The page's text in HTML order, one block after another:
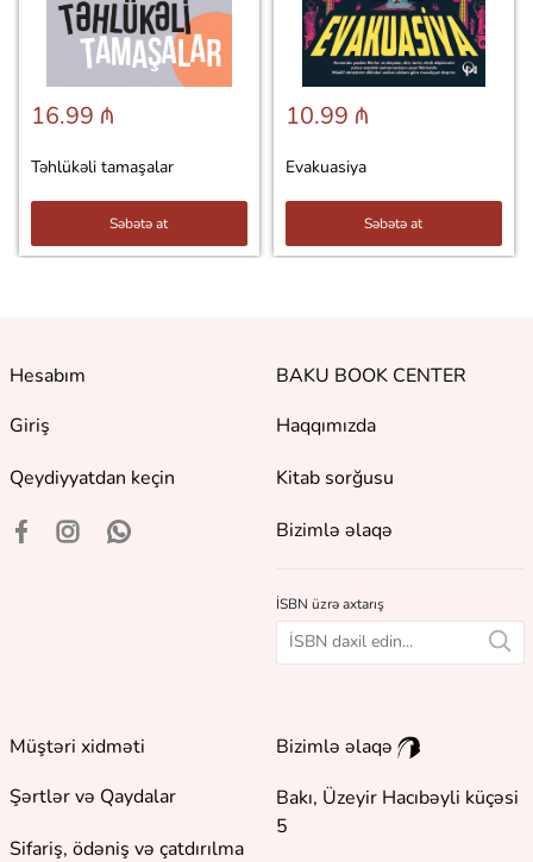
16.99 ₼
Təhlükəli tamaşalar
Səbətə at
10.99 ₼
Evakuasiya
Səbətə at
Hesabım
Giriş
Qeydiyyatdan keçin
BAKU BOOK CENTER
Haqqımızda
Kitab sorğusu
Bizimlə əlaqə
İSBN üzrə axtarış
Müştəri xidməti
Şərtlər və Qaydalar
Sifariş, ödəniş və çatdırılma
Bizimlə əlaqə
Bakı, Üzeyir Hacıbəyli küçəsi
5